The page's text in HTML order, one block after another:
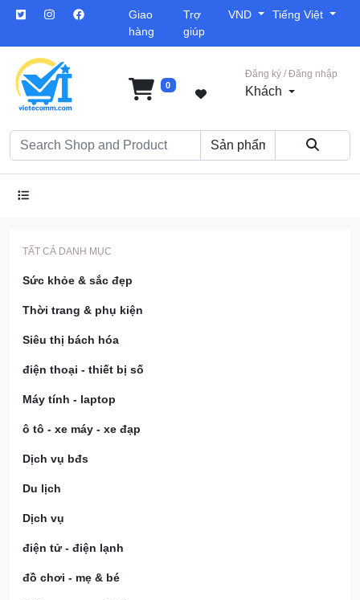
Giao
hàng
Trợ
giúp
VND Tiếng Việt
0
Đăng ký / Đăng nhập
Khách
TẤT CẢ DANH MỤC
Sức khỏe & sắc đẹp
Thời trang & phụ kiện
Siêu thị bách hóa
điện thoại - thiết bị số
Máy tính - laptop
ô tô - xe máy - xe đạp
Dịch vụ bđs
Du lịch
Dịch vụ
điện tử - điện lạnh
đồ chơi - mẹ & bé